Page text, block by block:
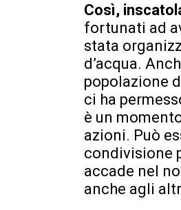
Così,
fortunati ad
stata
d’acqua.
popolazione
ci ha
è un
azioni. Può
condivisione
accade nel
anche agli